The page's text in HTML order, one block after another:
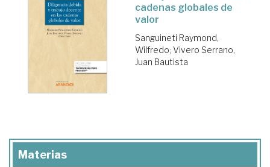
cadenas globales de
valor
Sanguineti Raymond,
Wilfredo; Vivero Serrano,
Juan Bautista
Materias